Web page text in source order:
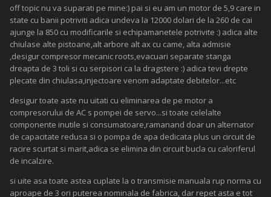
off topic nu va suparati pe mine:) pai si eu am un motor de 5,9 care in
state cu banii potriviti adica undeva la 12000 dolari de la 260 de cai
ajunge la 850 cu modificarile si echipamanetele potrivite :) adica alte
chiulase alte pistoane,alt arbore alt ax cu came, alta admisie
,desigur compresor mecanic roots,evacuari separate stanga
dreapta de 3 toli si cu serpisori ca la dragstere :) adica tevi drepte
plecate din chiulasa,injectoare venom adaptate debitelor...etc
desigur toate aste nu uitati cu eliminarea de pe motor a
compresorului de AC s pompei de servo...si toate celelalte
componente inutile si consumatoare,ramanand doar un alternator
de capacitate redusa si o pompa de apa dedicata plus un circuit de
racire scurtat si marit,adica se elimina din circuit bucla cu caloriferul
de incalzire.
si uite asa toate astea cuplate la o transmisie manuala rup norma cu
aproape de 3 ori puterea nominala de fabrica, dar repet asta e tot